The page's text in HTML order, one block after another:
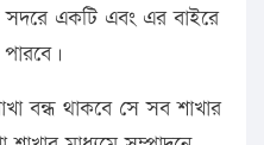
সদরে একটি এবং এর বাইরে
বন্ধ থাকবে সে সব শাখার